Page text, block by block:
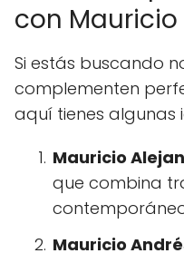
con Mauricio
Si estás buscando
complementen
aquí tienes algunas
Mauricio
que combina
Mauricio